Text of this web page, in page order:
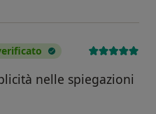
nelle spiegazioni